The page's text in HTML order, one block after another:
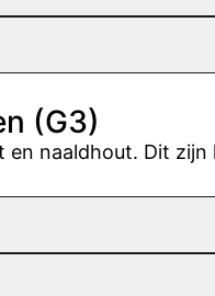
(G3)
naaldhout. Dit